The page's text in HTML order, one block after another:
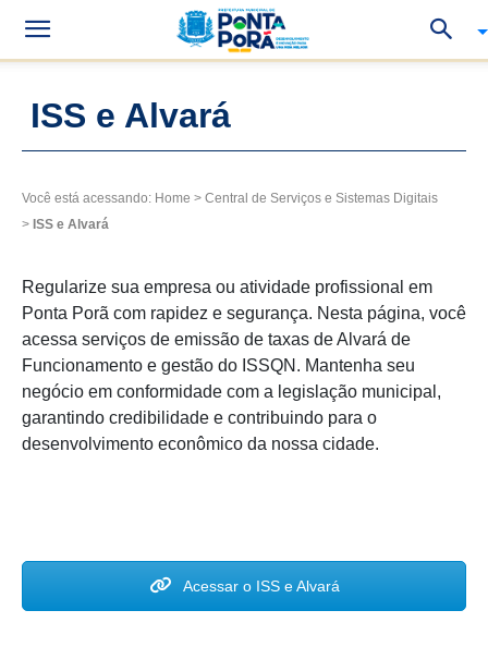
ISS e Alvará
Você está acessando: Home > Central de Serviços e Sistemas Digitais
> ISS e Alvará
Regularize sua empresa ou atividade profissional em
Ponta Porã com rapidez e segurança. Nesta página, você
acessa serviços de emissão de taxas de Alvará de
Funcionamento e gestão do ISSQN. Mantenha seu
negócio em conformidade com a legislação municipal,
garantindo credibilidade e contribuindo para o
desenvolvimento econômico da nossa cidade.
Acessar o ISS e Alvará